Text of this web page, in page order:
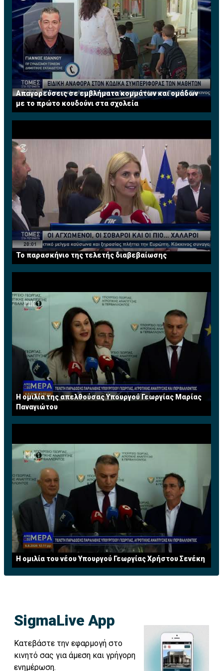
Απαγορεύσεις σε εμβλήματα κομμάτων και ομάδων
με το πρώτο κουδούνι στα σχολεία
Το παρασκήνιο της τελετής διαβεβαίωσης
Η ομιλία της απελθούσας Υπουργού Γεωργίας Μαρίας
Παναγιώτου
Η ομιλία του νέου Υπουργού Γεωργίας Χρήστου Σενέκη
SigmaLive App
Κατεβάστε την εφαρμογή στο
κινητό σας για άμεση και γρήγορη
ενημέρωση.